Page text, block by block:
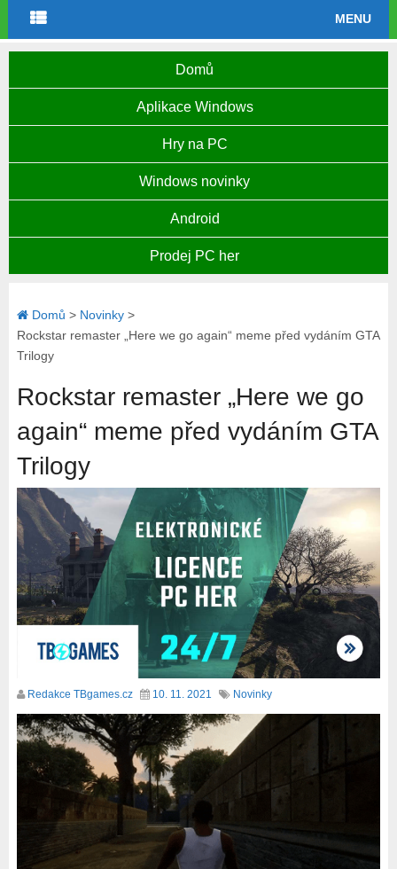
MENU
Domů
Aplikace Windows
Hry na PC
Windows novinky
Android
Prodej PC her
Domů > Novinky>
Rockstar remaster „Here we go again“ meme před vydáním GTA
Trilogy
Rockstar remaster „Here we go
again“ meme před vydáním GTA
Trilogy
Redakce TBgames.cz 10. 11. 2021 Novinky